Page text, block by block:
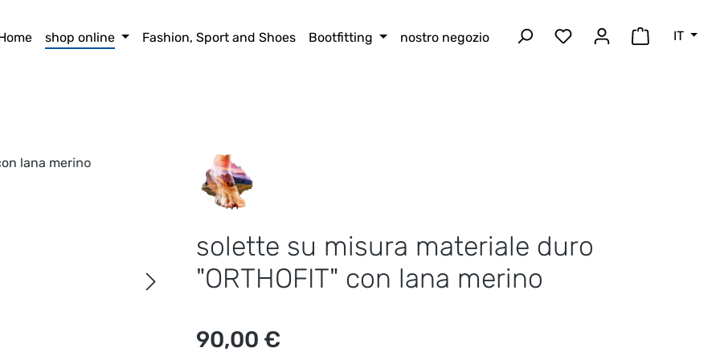
shop online Fashion, Sport and Shoes Bootfitting nostro negozio Hai 0 articoli nella lista
Il carrello
IT
solette su misura materiale duro
"ORTHOFIT" con lana merino
Prezzo normale:
90,00 €